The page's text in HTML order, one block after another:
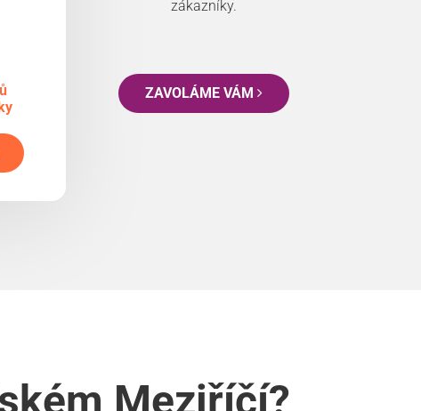
zákazníky.
ZAVOLÁME VÁM
Meziříčí?